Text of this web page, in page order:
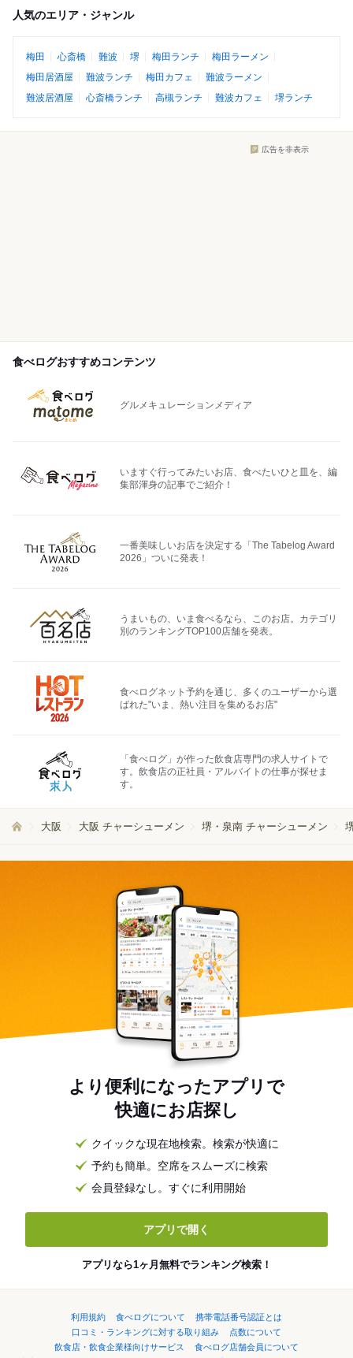
人気のエリア・ジャンル
梅田 心斎橋 難波 堺 梅田ランチ
梅田ラーメン
梅田居酒屋
難波ランチ 梅田カフェ
難波ラーメン
難波居酒屋
心斎橋ランチ 高槻ランチ 難波カフェ 堺ランチ
広告を非表示
食べログおすすめコンテンツ
グルメキュレーションメディア
いますぐ行ってみたいお店、食べたいひと皿を、編
集部渾身の記事でご紹介！
一番美味しいお店を決定する「The Tabelog Award
2026」ついに発表！
うまいもの、いま食べるなら、このお店。カテゴリ
別のランキングTOP100店舗を発表。
食べログネット予約を通じ、多くのユーザーから選
ばれた"いま、熱い注目を集めるお店"
「食べログ」が作った飲食店専門の求人サイトで
す。飲食店の正社員・アルバイトの仕事が探せま
す。
大阪 大阪 チャーシューメン 堺・泉南 チャーシューメン
より便利になったアプリで
快適にお店探し
クイックな現在地検索。検索が快適に
予約も簡単。空席をスムーズに検索
会員登録なし。すぐに利用開始
アプリで開く
アプリなら1ヶ月無料でランキング検索！
利用規約 食べログについて
携帯電話番号認証とは
口コミ・ランキングに対する取り組み
点数について
飲食店・飲食企業様向けサービス
食べログ店舗会員について